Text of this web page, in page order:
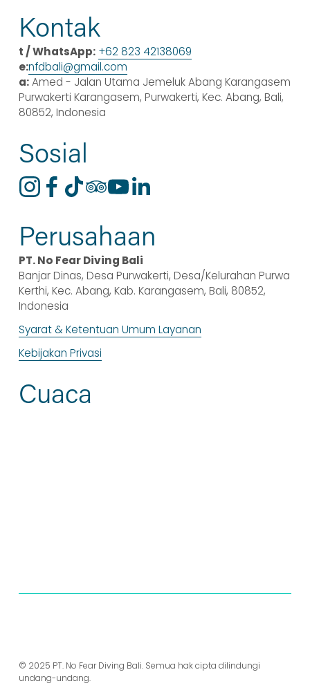
e
l
u
m
n
y
a
n
y
Kontak
t / WhatsApp: +62 823 42138069
e:nfdbali@gmail.com
a: Amed - Jalan Utama Jemeluk Abang Karangasem
Purwakerti Karangasem, Purwakerti, Kec. Abang, Bali,
80852, Indonesia
Sosial
Perusahaan
PT. No Fear Diving Bali
Banjar Dinas, Desa Purwakerti, Desa/Kelurahan Purwa
Kerthi, Kec. Abang, Kab. Karangasem, Bali, 80852,
Indonesia
Syarat & Ketentuan Umum Layanan
Kebijakan Privasi
Cuaca
© 2025 PT. No Fear Diving Bali. Semua hak cipta dilindungi
undang-undang.